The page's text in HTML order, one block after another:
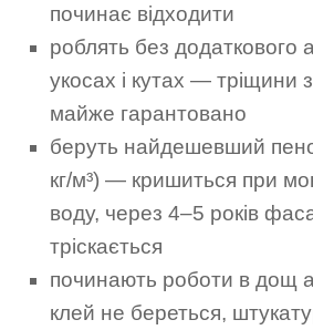
починає відходити
роблять без додаткового
укосах і кутах — тріщини
майже гарантовано
беруть найдешевший
кг/м³) — кришиться при
воду, через 4–5 років
тріскається
починають роботи в дощ
клей не береться,